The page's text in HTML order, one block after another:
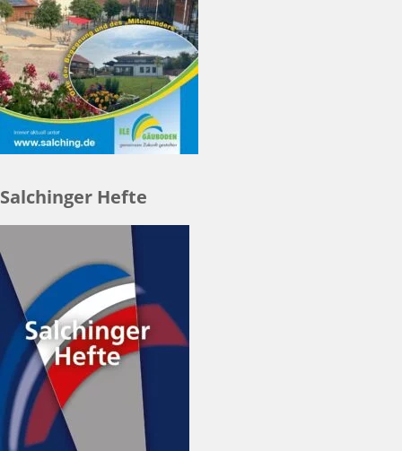
Salchinger Hefte